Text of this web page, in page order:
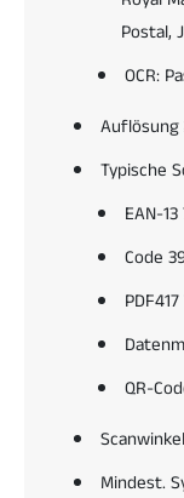
e
r
m
t
T
b
e
i
O
A
d
o
i
o
n
i
e
r
m
t
T
b
e
i
O
Postal,
OCR:
Auflösung
Typische
EAN-
Code
QR-
Mindest.